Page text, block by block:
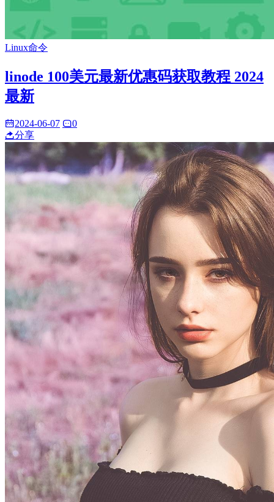
Linux命令
linode 100美元最新优惠码获取教程 2024
最新
2024-06-07
0
分享